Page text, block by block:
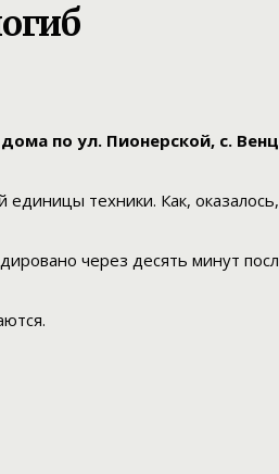
по ул. Пионерской, с.
техники. Как,
через десять минут